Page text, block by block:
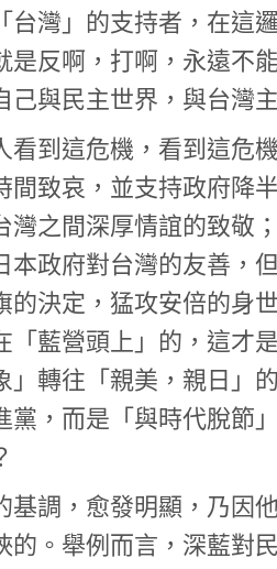
台灣」的支持者，在這
是反啊，打啊，永遠不
與民主世界，與台灣
看到這危機，看到這危
間致哀，並支持政府降
灣之間深厚情誼的致敬
本政府對台灣的友善，
決定，猛攻安倍的身
「藍營頭上」的，這才
」轉往「親美，親日」
黨，而是「與時代脫節
基調，愈發明顯，乃因
的。舉例而言，深藍對